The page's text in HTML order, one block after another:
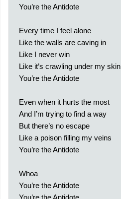
You’re the Antidote
Every time I feel alone
Like the walls are caving in
Like I never win
Like it’s crawling under my skin
You’re the Antidote
Even when it hurts the most
And I’m trying to find a way
But there’s no escape
Like a poison filling my veins
You’re the Antidote
Whoa
You’re the Antidote
You’re the Antidote